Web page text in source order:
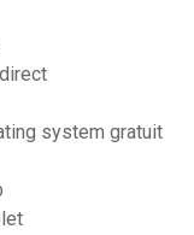
system gratuit